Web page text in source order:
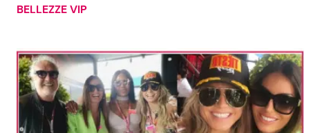
BELLEZZE VIP